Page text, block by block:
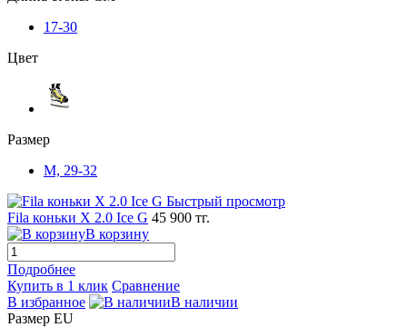
17-30
Цвет
Размер
M, 29-32
Быстрый просмотр
Fila коньки X 2.0 Ice G 45 900 тг.
В корзину
Подробнее
Купить в 1 клик Сравнение
В избранное
В наличии
Размер EU